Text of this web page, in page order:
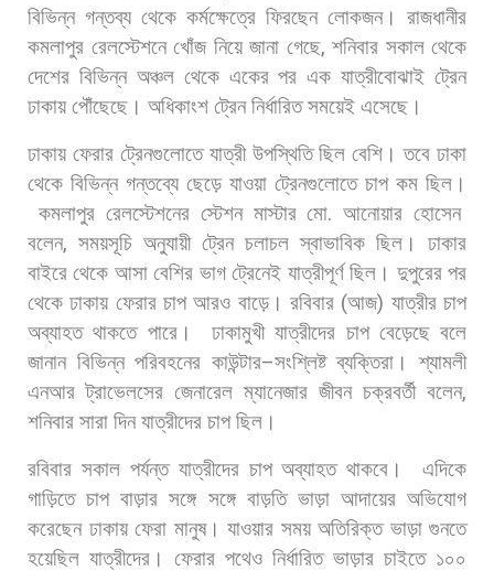
বিভিন্ন গন্তব্য থেকে কর্মক্ষেত্রে ফিরছেন লোকজন।
রাজধানীর
কমলাপুর রেলস্টেশনে খোঁজ নিয়ে জানা গেছে, শনিবার সকাল থেকে
দেশের বিভিন্ন অঞ্চল থেকে একের পর এক যাত্রীবোঝাই ট্রেন
ঢাকায় পৌঁছেছে। অধিকাংশ ট্রেন নির্ধারিত সময়েই এসেছে।
ঢাকায় ফেরার ট্রেনগুলোতে যাত্রী উপস্থিতি ছিল বেশি। তবে ঢাকা
থেকে বিভিন্ন গন্তব্যে ছেড়ে যাওয়া ট্রেনগুলোতে চাপ কম ছিল।
কমলাপুর রেলস্টেশনের স্টেশন মাস্টার মো.আনোয়ার হোসেন
বলেন, সময়সূচি অনুযায়ী ট্রেন চলাচল স্বাভাবিক ছিল।
ঢাকার
বাইরে থেকে আসা বেশির ভাগ ট্রেনেই যাত্রীপূর্ণ ছিল। দুপুরের পর
থেকে ঢাকায় ফেরার চাপ আরও বাড়ে। রবিবার (আজ) যাত্রীর চাপ
অব্যাহত থাকতে পারে। ঢাকামুখী যাত্রীদের চাপ বেড়েছে বলে
জানান বিভিন্ন পরিবহনের কাউন্টার–সংশ্লিষ্ট ব্যক্তিরা।
শ্যামলী
এনআর ট্রাভেলসের জেনারেল ম্যানেজার জীবন চক্রবর্তী বলেন,
শনিবার সারা দিন যাত্রীদের চাপ ছিল।
রবিবার সকাল পর্যন্ত যাত্রীদের চাপ অব্যাহত থাকবে।
এদিকে
গাড়িতে চাপ বাড়ার সঙ্গে সঙ্গে বাড়তি ভাড়া আদায়ের অভিযোগ
করেছেন ঢাকায় ফেরা মানুষ। যাওয়ার সময় অতিরিক্ত ভাড়া গুনতে
হয়েছিল যাত্রীদের। ফেরার পথেও নির্ধারিত ভাড়ার চাইতে ১০০